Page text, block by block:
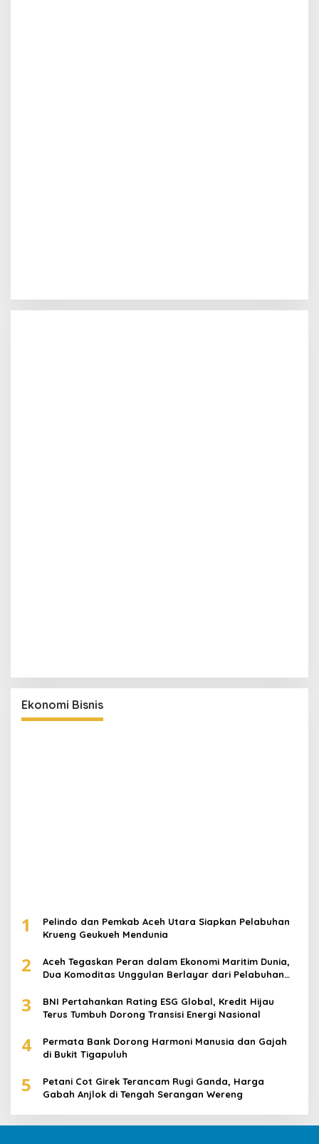
Ekonomi Bisnis
1
Pelindo dan Pemkab Aceh Utara Siapkan Pelabuhan
Krueng Geukueh Mendunia
2
Aceh Tegaskan Peran dalam Ekonomi Maritim Dunia,
Dua Komoditas Unggulan Berlayar dari Pelabuhan
3
BNI Pertahankan Rating ESG Global, Kredit Hijau
Terus Tumbuh Dorong Transisi Energi Nasional
4
Permata Bank Dorong Harmoni Manusia dan Gajah
di Bukit Tigapuluh
5
Petani Cot Girek Terancam Rugi Ganda, Harga
Gabah Anjlok di Tengah Serangan Wereng